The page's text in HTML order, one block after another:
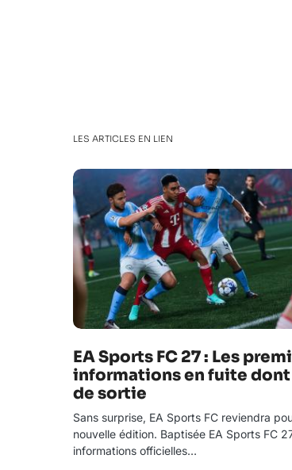
LES ARTICLES EN LIEN
EA Sports FC 27 : Les
informations en fuite dont
de sortie
Sans surprise, EA Sports FC reviendra
nouvelle édition. Baptisée EA Sports FC
informations officielles…